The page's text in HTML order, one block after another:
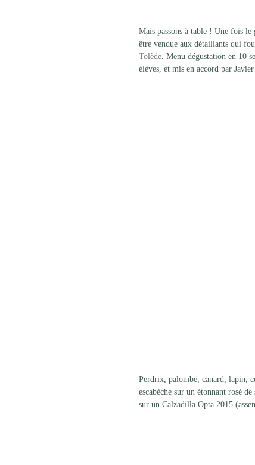
Mais passons à table ! Une fois le
être vendue aux détaillants qui
Tolède. Menu dégustation en 10
élèves, et mis en accord par
Perdrix, palombe, canard, lapin,
escabèche sur un étonnant rosé
sur un Calzadilla Opta 2015